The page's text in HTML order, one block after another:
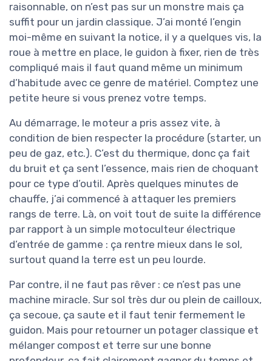
raisonnable, on n’est pas sur un monstre mais ça
suffit pour un jardin classique. J’ai monté l’engin
moi-même en suivant la notice, il y a quelques vis, la
roue à mettre en place, le guidon à fixer, rien de très
compliqué mais il faut quand même un minimum
d’habitude avec ce genre de matériel. Comptez une
petite heure si vous prenez votre temps.
Au démarrage, le moteur a pris assez vite, à
condition de bien respecter la procédure (starter, un
peu de gaz, etc.). C’est du thermique, donc ça fait
du bruit et ça sent l’essence, mais rien de choquant
pour ce type d’outil. Après quelques minutes de
chauffe, j’ai commencé à attaquer les premiers
rangs de terre. Là, on voit tout de suite la différence
par rapport à un simple motoculteur électrique
d’entrée de gamme : ça rentre mieux dans le sol,
surtout quand la terre est un peu lourde.
Par contre, il ne faut pas rêver : ce n’est pas une
machine miracle. Sur sol très dur ou plein de cailloux,
ça secoue, ça saute et il faut tenir fermement le
guidon. Mais pour retourner un potager classique et
mélanger compost et terre sur une bonne